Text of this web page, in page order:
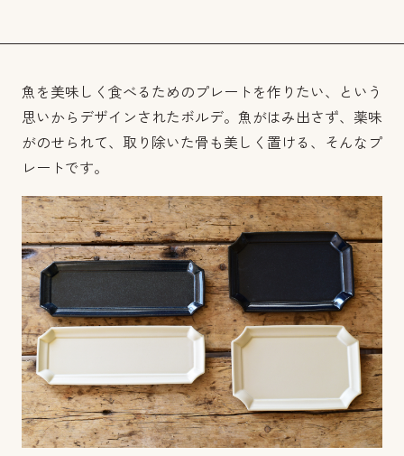
魚を美味しく食べるためのプレートを作りたい、という
思いからデザインされたボルデ。魚がはみ出さず、薬味
がのせられて、取り除いた骨も美しく置ける、そんなプ
レートです。